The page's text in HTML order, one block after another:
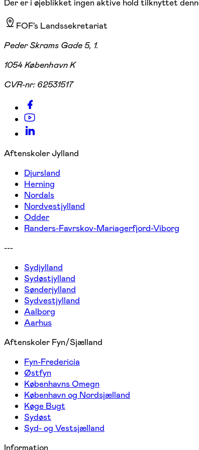
Der er i øjeblikket ingen aktive hold tilknyttet
FOF's Landssekretariat
Peder Skrams Gade 5, 1.
1054 København K
CVR-nr: 62531517
Aftenskoler Jylland
Djursland
Herning
Nordals
Nordvestjylland
Odder
Randers-Favrskov-Mariagerfjord-Viborg
---
Sydjylland
Sydøstjylland
Sønderjylland
Sydvestjylland
Aalborg
Aarhus
Aftenskoler Fyn/Sjælland
Fyn-Fredericia
Østfyn
Københavns Omegn
København og Nordsjælland
Køge Bugt
Sydøst
Syd- og Vestsjælland
Information